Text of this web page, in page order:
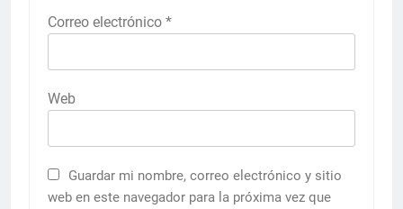
Correo electrónico *
Web
Guardar mi nombre, correo electrónico y sitio
web en este navegador para la próxima vez que